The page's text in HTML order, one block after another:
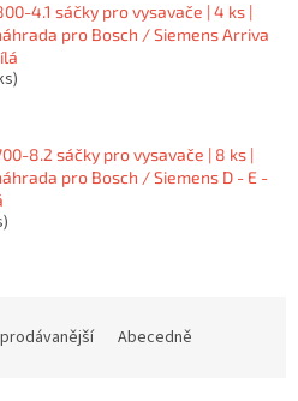
4.1 sáčky pro vysavače | 4 ks |
pro Bosch / Siemens Arriva
8.2 sáčky pro vysavače | 8 ks |
pro Bosch / Siemens D - E -
Abecedně